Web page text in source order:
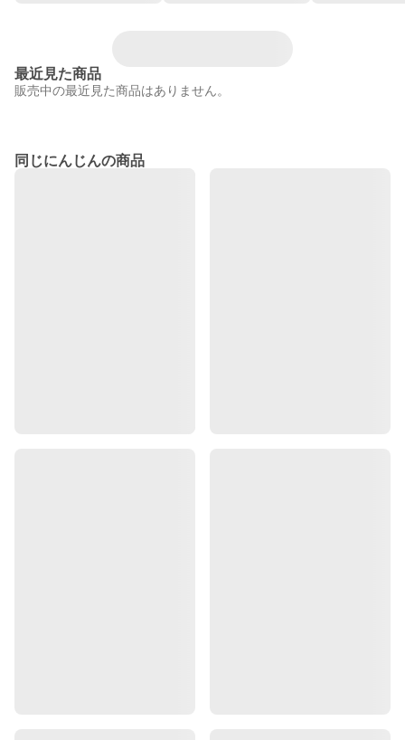
最近見た商品
販売中の最近見た商品はありません。
同じにんじんの商品